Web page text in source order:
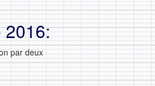
2016:
par deux